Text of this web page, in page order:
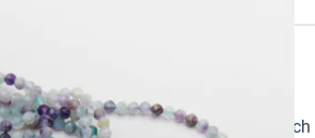
dodatków w biżuterii handmade.